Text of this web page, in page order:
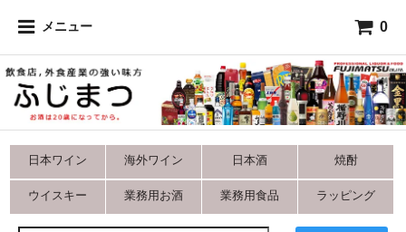
メニュー 0
日本ワイン 海外ワイン 日本酒 焼酎
ウイスキー 業務用お酒 業務用食品 ラッピング